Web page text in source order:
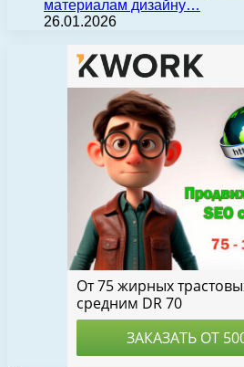
материалам дизайну…
26.01.2026